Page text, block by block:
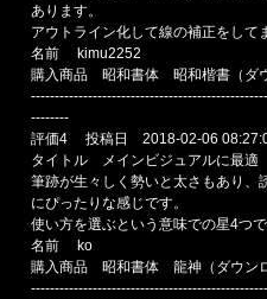
あります。
アウトライン化して線の補正をして
名前 kimu2252
購入商品 昭和書体 昭和楷書（ダ
--------
評価4 投稿日 2018-02-06
タイトル メインビジュアルに最適
筆跡が生々しく勢いと太さもあり、
にぴったりな感じです。
使い方を選ぶという意味での星4つで
名前 ko
購入商品 昭和書体 龍神（ダウン